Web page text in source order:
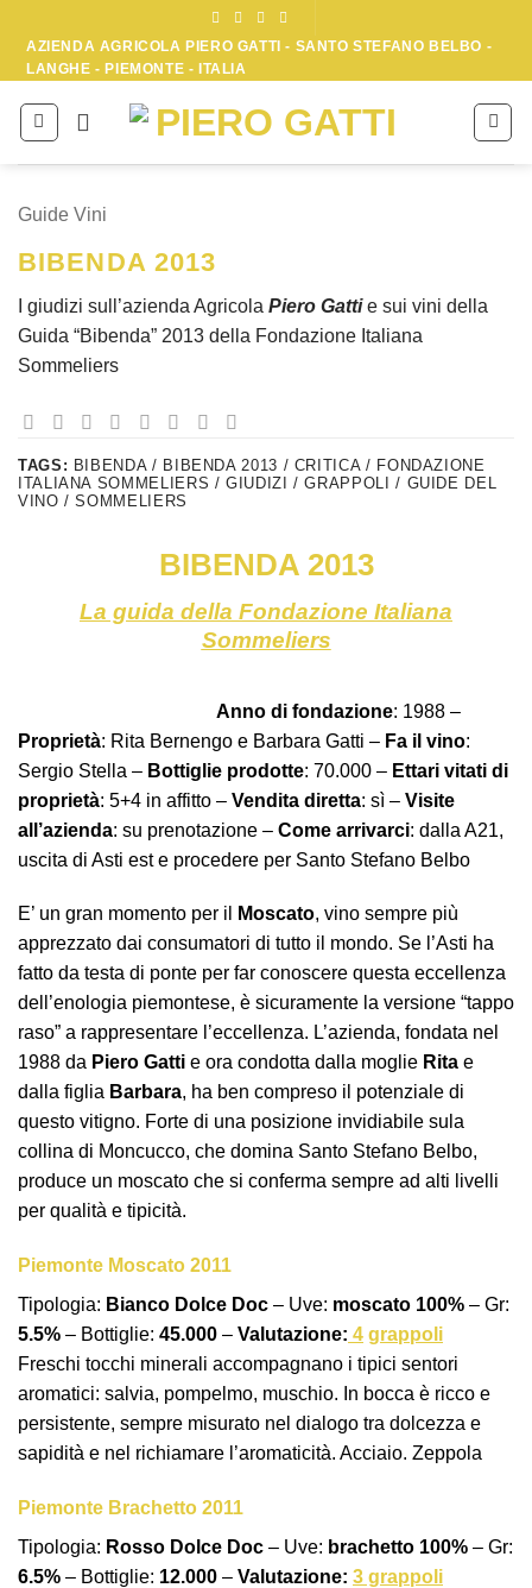
content
AZIENDA AGRICOLA PIERO GATTI - SANTO STEFANO BELBO -
LANGHE - PIEMONTE - ITALIA
Guide Vini
BIBENDA 2013
I giudizi sull’azienda Agricola Piero Gattie sui vini della
Guida “Bibenda” 2013 della Fondazione Italiana
Sommeliers
TAGS: BIBENDA / BIBENDA 2013 / CRITICA / FONDAZIONE
ITALIANA SOMMELIERS / GIUDIZI / GRAPPOLI / GUIDE DEL
VINO / SOMMELIERS
BIBENDA 2013
La guida della Fondazione Italiana
Sommeliers
Anno di fondazione: 1988 –
Proprietà: Rita Bernengo e Barbara Gatti – Fa il vino:
Sergio Stella – Bottiglie prodotte: 70.000 – Ettari vitati di
proprietà: 5+4 in affitto – Vendita diretta: sì – Visite
all’azienda: su prenotazione – Come arrivarci: dalla A21,
uscita di Asti est e procedere per Santo Stefano Belbo
E’ un gran momento per il Moscato, vino sempre più
apprezzato dai consumatori di tutto il mondo. Se l’Asti ha
fatto da testa di ponte per far conoscere questa eccellenza
dell’enologia piemontese, è sicuramente la versione “tappo
raso” a rappresentare l’eccellenza. L’azienda, fondata nel
1988 da Piero Gatti e ora condotta dalla moglie Rita e
dalla figlia Barbara, ha ben compreso il potenziale di
questo vitigno. Forte di una posizione invidiabile sula
collina di Moncucco, che domina Santo Stefano Belbo,
produce un moscato che si conferma sempre ad alti livelli
per qualità e tipicità.
Piemonte Moscato 2011
Tipologia: Bianco Dolce Doc – Uve: moscato 100% – Gr:
5.5% – Bottiglie: 45.000 – Valutazione: 4 grappoli
Freschi tocchi minerali accompagnano i tipici sentori
aromatici: salvia, pompelmo, muschio. In bocca è ricco e
persistente, sempre misurato nel dialogo tra dolcezza e
sapidità e nel richiamare l’aromaticità. Acciaio. Zeppola
Piemonte Brachetto 2011
Tipologia: Rosso Dolce Doc – Uve: brachetto 100% – Gr:
6.5% – Bottiglie: 12.000 – Valutazione: 3 grappoli